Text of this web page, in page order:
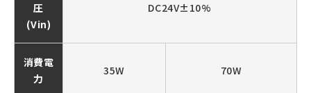
圧
(Vin)
DC24V±10%
消費電
力
35W 70W